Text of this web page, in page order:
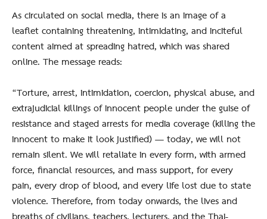
As circulated on social media, there is an image of a
leaflet containing threatening, intimidating, and inciteful
content aimed at spreading hatred, which was shared
online. The message reads:
“Torture, arrest, intimidation, coercion, physical abuse, and
extrajudicial killings of innocent people under the guise of
resistance and staged arrests for media coverage (killing the
innocent to make it look justified) — today, we will not
remain silent. We will retaliate in every form, with armed
force, financial resources, and mass support, for every
pain, every drop of blood, and every life lost due to state
violence. Therefore, from today onwards, the lives and